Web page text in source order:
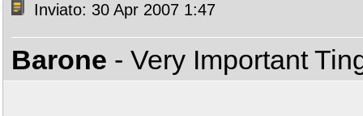
Inviato: 30 Apr 2007 1:47
Barone - Very Important